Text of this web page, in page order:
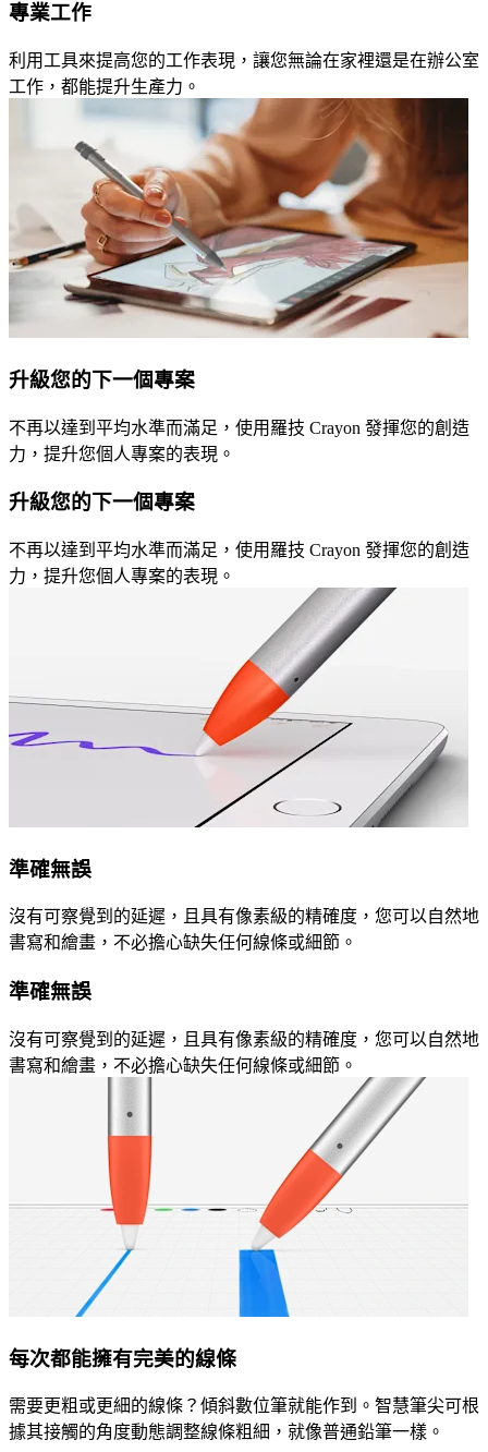
專業工作
利用工具來提高您的工作表現，讓您無論在家裡還是在辦公室
工作，都能提升生產力。
升級您的下一個專案
不再以達到平均水準而滿足，使用羅技 Crayon 發揮您的創造
力，提升您個人專案的表現。
升級您的下一個專案
不再以達到平均水準而滿足，使用羅技 Crayon 發揮您的創造
力，提升您個人專案的表現。
準確無誤
沒有可察覺到的延遲，且具有像素級的精確度，您可以自然地
書寫和繪畫，不必擔心缺失任何線條或細節。
準確無誤
沒有可察覺到的延遲，且具有像素級的精確度，您可以自然地
書寫和繪畫，不必擔心缺失任何線條或細節。
每次都能擁有完美的線條
需要更粗或更細的線條？傾斜數位筆就能作到。智慧筆尖可根
據其接觸的角度動態調整線條粗細，就像普通鉛筆一樣。